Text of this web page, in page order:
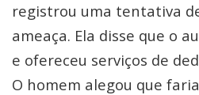
registrou uma tentativa
ameaça. Ela disse que o
e ofereceu serviços de
O homem alegou que